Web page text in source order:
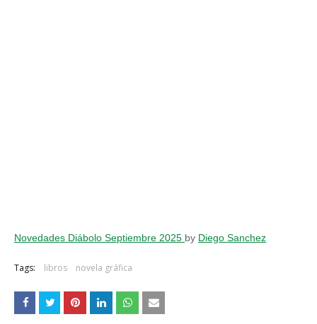
Novedades Diábolo Septiembre 2025 by Diego Sanchez
Tags: libros novela gráfica